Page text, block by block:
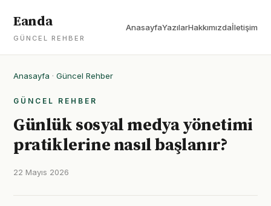
Eanda
GÜNCEL REHBER
AnasayfaYazılarHakkımızdaİletişim
Anasayfa · Güncel Rehber
GÜNCEL REHBER
Günlük sosyal medya yönetimi
pratiklerine nasıl başlanır?
22 Mayıs 2026